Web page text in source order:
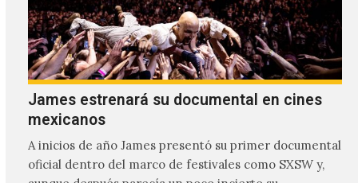
James estrenará su documental en cines
mexicanos
A inicios de año James presentó su primer documental
oficial dentro del marco de festivales como SXSW y,